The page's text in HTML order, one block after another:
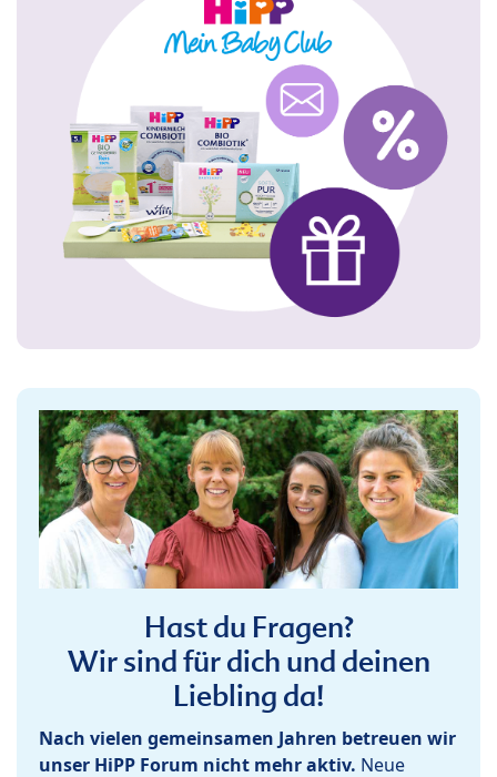
Hast du Fragen?
Wir sind für dich und deinen
Liebling da!
Nach vielen gemeinsamen Jahren betreuen wir
unser HiPP Forum nicht mehr aktiv. Neue